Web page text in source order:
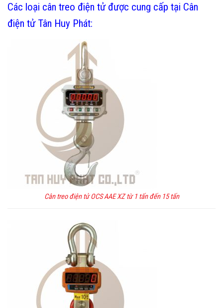
Các loại cân treo điện tử được cung cấp tại Cân
điện tử Tân Huy Phát:
Cân treo điện tử OCS AAE XZ từ 1 tấn đến 15 tấn